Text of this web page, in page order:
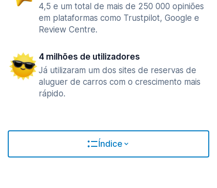
4,5 e um total de mais de 250 000 opiniões
em plataformas como Trustpilot, Google e
Review Centre.
4 milhões de utilizadores
Já utilizaram um dos sites de reservas de
aluguer de carros com o crescimento mais
rápido.
Índice